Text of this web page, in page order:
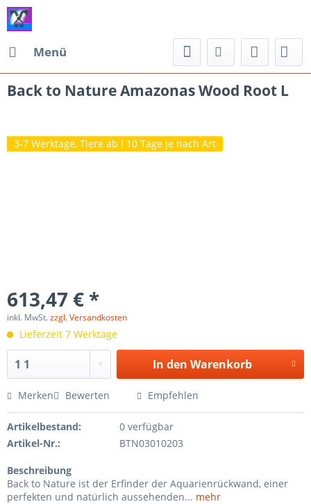
Menü
Back to Nature Amazonas Wood Root L
3-7 Werktage, Tiere ab ! 10 Tage je nach Art
613,47 € *
inkl. MwSt.zzgl. Versandkosten
Lieferzeit 7 Werktage
In den Warenkorb
Merken Bewerten Empfehlen
Artikelbestand:
0 verfügbar
Artikel-Nr.:
BTN03010203
Beschreibung
Back to Nature ist der Erfinder der Aquarienrückwand, einer
perfekten und natürlich aussehenden... mehr